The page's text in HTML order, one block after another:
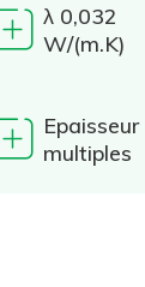
λ 0,032
W/(m.K)
Epaisseur
multiples